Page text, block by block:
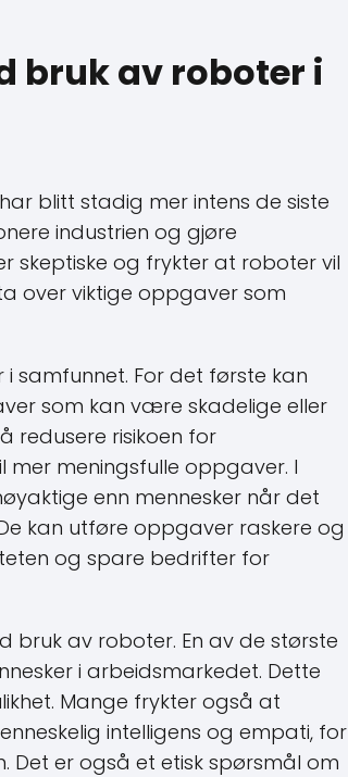
bruk av roboter i
blitt stadig mer intens de siste
industrien og gjøre
skeptiske og frykter at roboter vil
over viktige oppgaver som
samfunnet. For det første kan
som kan være skadelige eller
redusere risikoen for
mer meningsfulle oppgaver. I
enn mennesker når det
kan utføre oppgaver raskere og
og spare bedrifter for
bruk av roboter. En av de største
i arbeidsmarkedet. Dette
Mange frykter også at
intelligens og empati, for
Det er også et etisk spørsmål om